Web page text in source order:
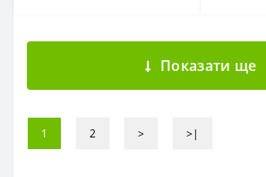
Показати ще
1 2 > >|